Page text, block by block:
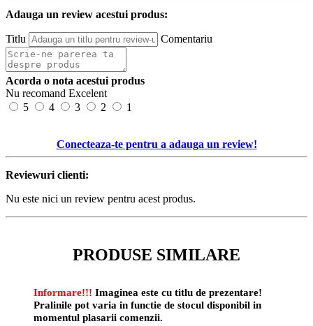
Adauga un review acestui produs:
Titlu Comentariu
Acorda o nota acestui produs
Nu recomand Excelent
5
4 3 2 1
Conecteaza-te pentru a adauga un review!
Reviewuri clienti:
Nu este nici un review pentru acest produs.
PRODUSE SIMILARE
Informare!!! Imaginea este cu titlu de prezentare!
Pralinile pot varia in functie de stocul disponibil in
momentul plasarii comenzii.